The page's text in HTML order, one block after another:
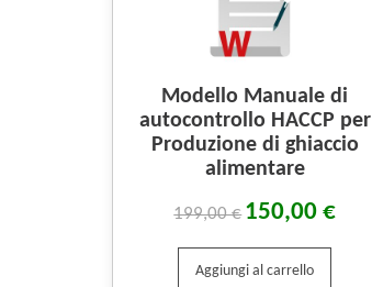
Modello Manuale di
autocontrollo HACCP per
Produzione di ghiaccio
alimentare
199,00€ 150,00€
Aggiungi al carrello